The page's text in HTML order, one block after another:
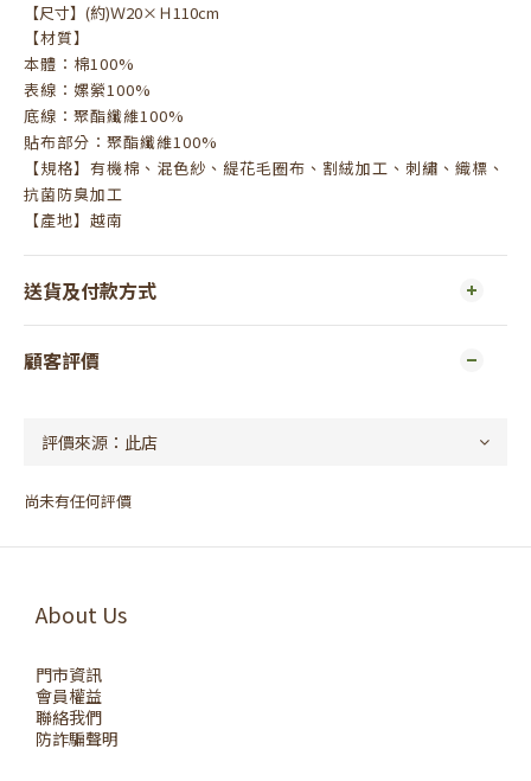
【尺寸】(約)Ｗ20×Ｈ110cm
【材質】
本體：棉100%
表線：嫘縈100%
底線：聚酯纖維100%
貼布部分：聚酯纖維100%
【規格】有機棉、混色紗、緹花毛圈布、割絨加工、刺繡、織標、
抗菌防臭加工
【產地】越南
送貨及付款方式
顧客評價
尚未有任何評價
About Us
門市資訊
會員權益
聯絡我們
防詐騙聲明